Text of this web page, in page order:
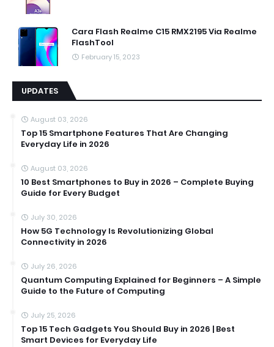
Cara Flash Realme C15 RMX2195 Via Realme
FlashTool
February 15, 2023
UPDATES
August 03, 2026
Top 15 Smartphone Features That Are Changing
Everyday Life in 2026
August 03, 2026
10 Best Smartphones to Buy in 2026 – Complete Buying
Guide for Every Budget
July 30, 2026
How 5G Technology Is Revolutionizing Global
Connectivity in 2026
July 26, 2026
Quantum Computing Explained for Beginners – A Simple
Guide to the Future of Computing
July 25, 2026
Top 15 Tech Gadgets You Should Buy in 2026 | Best
Smart Devices for Everyday Life